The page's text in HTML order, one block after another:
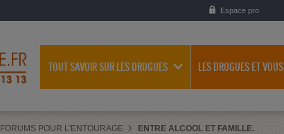
Espace pro
TOUT SAVOIR SUR LES DROGUES LES DROGUES ET VOUS
FORUMS POUR L'ENTOURAGE ENTRE ALCOOL ET FAMILLE.